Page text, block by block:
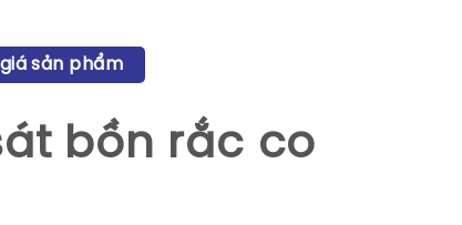
giá sản phẩm
bồn rắc co